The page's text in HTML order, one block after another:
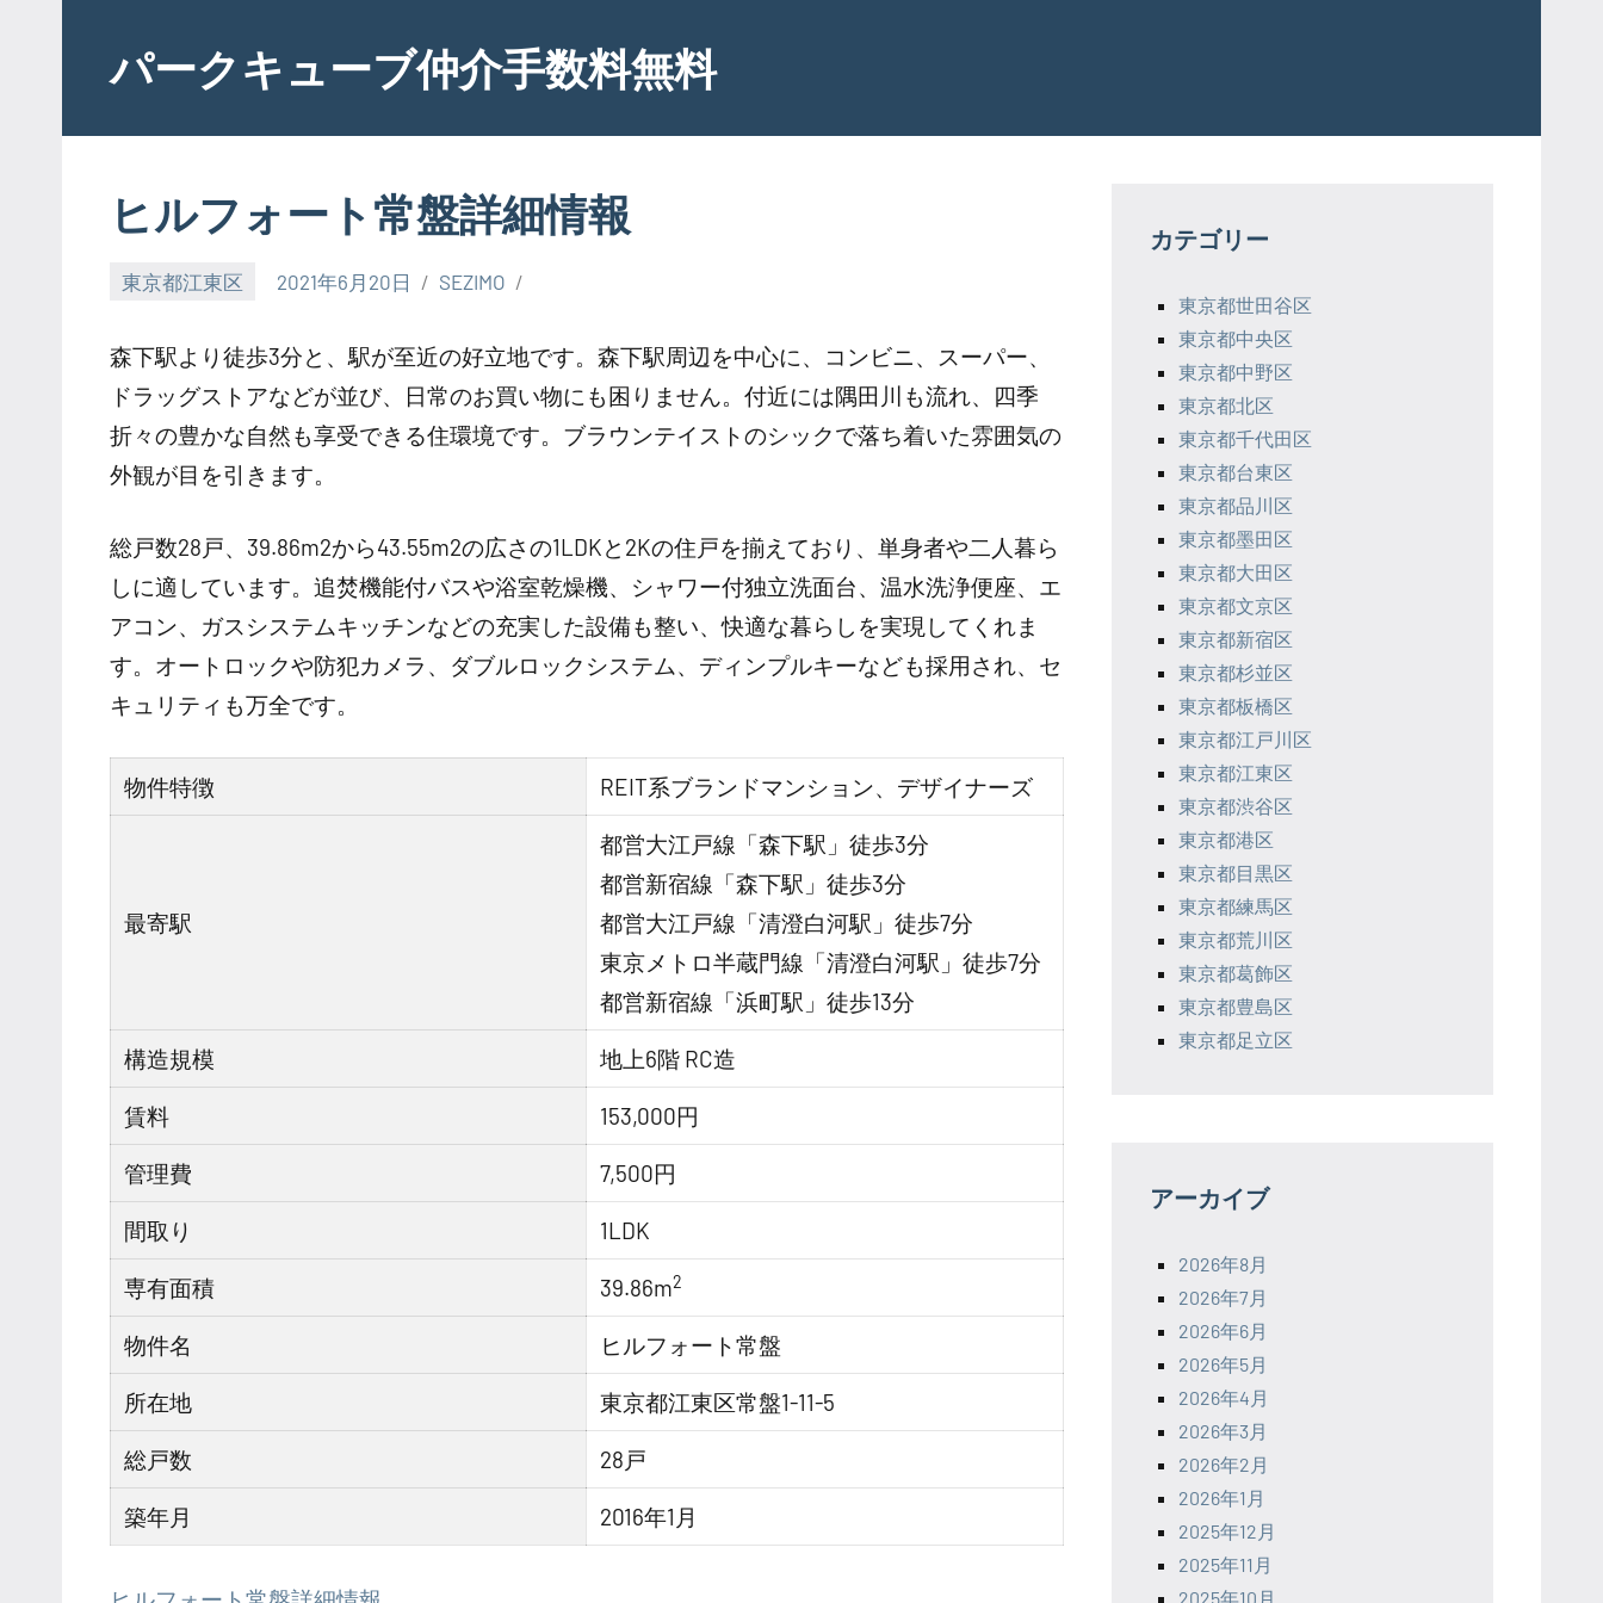
contentパークキューブ仲介手数料無料
ヒルフォート常盤詳細情報
東京都江東区 2021年6月20日 SEZIMO
森下駅より徒歩3分と、駅が至近の好立地です。森下駅周辺を中心に、コンビニ、スーパー、
ドラッグストアなどが並び、日常のお買い物にも困りません。付近には隅田川も流れ、四季
折々の豊かな自然も享受できる住環境です。ブラウンテイストのシックで落ち着いた雰囲気の
外観が目を引きます。
総戸数28戸、39.86m2から43.55m2の広さの1LDKと2Kの住戸を揃えており、単身者や二人暮ら
しに適しています。追焚機能付バスや浴室乾燥機、シャワー付独立洗面台、温水洗浄便座、エ
アコン、ガスシステムキッチンなどの充実した設備も整い、快適な暮らしを実現してくれま
す。オートロックや防犯カメラ、ダブルロックシステム、ディンプルキーなども採用され、セ
キュリティも万全です。
物件特徴 REIT系ブランドマンション、デザイナーズ
最寄駅
都営大江戸線「森下駅」徒歩3分
都営新宿線「森下駅」徒歩3分
都営大江戸線「清澄白河駅」徒歩7分
東京メトロ半蔵門線「清澄白河駅」徒歩7分
都営新宿線「浜町駅」徒歩13分
構造規模 地上6階 RC造
賃料 153,000円
管理費 7,500円
間取り 1LDK
専有面積 39.86m2
物件名 ヒルフォート常盤
所在地 東京都江東区常盤1-11-5
総戸数 28戸
築年月 2016年1月
カテゴリー
東京都世田谷区
東京都中央区
東京都中野区
東京都北区
東京都千代田区
東京都台東区
東京都品川区
東京都墨田区
東京都大田区
東京都文京区
東京都新宿区
東京都杉並区
東京都板橋区
東京都江戸川区
東京都江東区
東京都渋谷区
東京都港区
東京都目黒区
東京都練馬区
東京都荒川区
東京都葛飾区
東京都豊島区
東京都足立区
アーカイブ
2026年8月
2026年7月
2026年6月
2026年5月
2026年4月
2026年3月
2026年2月
2026年1月
2025年12月
2025年11月
2025年10月